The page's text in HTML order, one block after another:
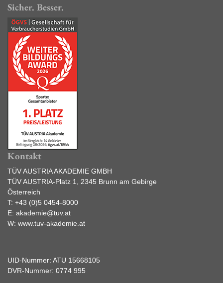
Sicher. Besser.
Kontakt
TÜV AUSTRIA AKADEMIE GMBH
TÜV AUSTRIA-Platz 1, 2345 Brunn am Gebirge
Österreich
T: +43 (0)5 0454-8000
E: akademie@tuv.at
W: www.tuv-akademie.at
UID-Nummer: ATU 15668105
DVR-Nummer: 0774 995